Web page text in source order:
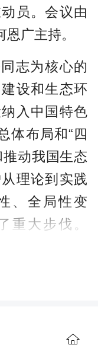
员。会议由
广主持。
志为核心的
设和生态环
入中国特色
体布局和“四
动我国生态
理论到实践
、全局性变
重大步伐。
布实施《生
，将环保督
大批长期想